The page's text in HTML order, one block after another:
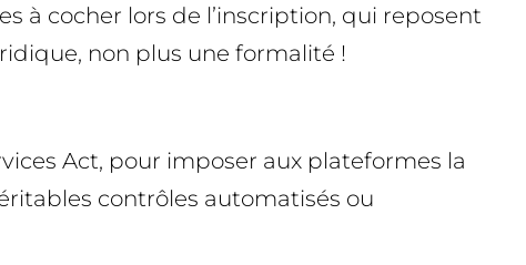
à cocher lors de l’inscription, qui reposent
non plus une formalité !
Act, pour imposer aux plateformes la
contrôles automatisés ou